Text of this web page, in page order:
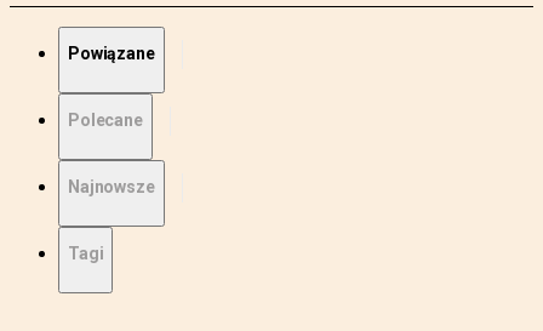
Powiązane
Polecane
Najnowsze
Tagi